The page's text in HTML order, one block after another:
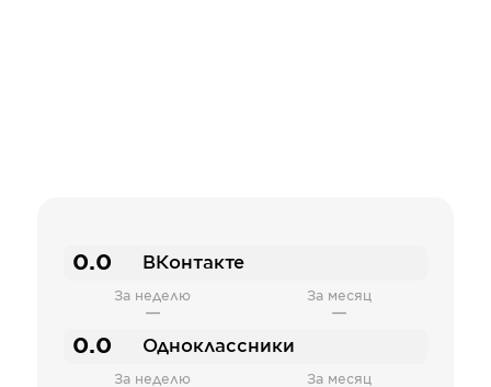
0.0 ВКонтакте
За неделю
—
За месяц
—
0.0 Одноклассники
За неделю За месяц